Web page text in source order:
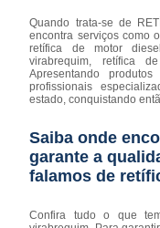
Quando trata-se de
encontra serviços como
retífica de motor
virabrequim, retífica
Apresentando
profissionais
estado, conquistando
Saiba onde
garante a
falamos de
Confira tudo o que